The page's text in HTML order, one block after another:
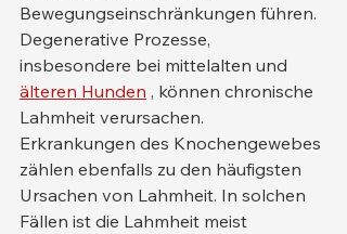
Bewegungseinschränkungen führen.
Degenerative Prozesse,
insbesondere bei mittelalten und
älteren Hunden , können chronische
Lahmheit verursachen.
Erkrankungen des Knochengewebes
zählen ebenfalls zu den häufigsten
Ursachen von Lahmheit. In solchen
Fällen ist die Lahmheit meist